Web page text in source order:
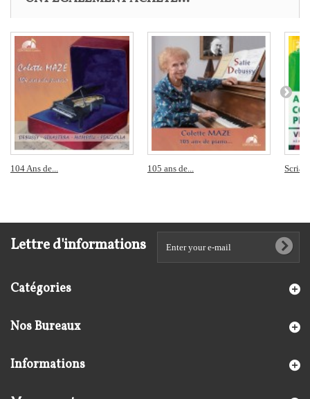
104 Ans de... 105 ans de...
Lettre d'informations
Catégories
Nos Bureaux
Informations